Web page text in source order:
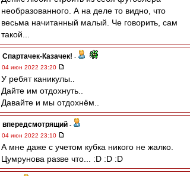
необразованного. А на деле то видно, что
весьма начитанный малый. Че говорить, сам
такой...
Спартачек-Казачек! -
04 июн 2022 23:20
У ребят каникулы..
Дайте им отдохнуть..
Давайте и мы отдохнём..
впередсмотрящий -
04 июн 2022 23:10
А мне даже с учетом кубка никого не жалко.
Цумрунова разве что... :D :D :D